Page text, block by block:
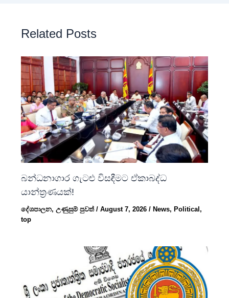
Related Posts
බන්ධනාගාර ගැටළු විසඳීමට ඒකාබද්ධ
යාන්ත්‍රණයක්!
දේශපාලන,උණුසුම් පුවත්/August 7, 2026/ News, Political,
top